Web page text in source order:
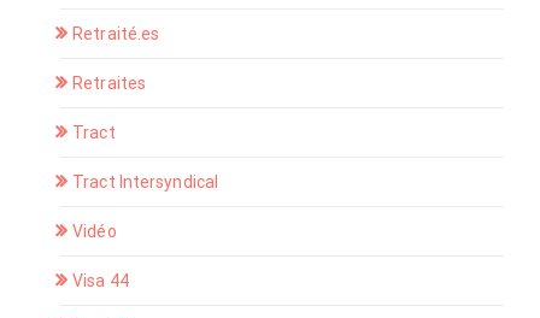
Retraité.es
Retraites
Tract
Tract Intersyndical
Vidéo
Visa 44